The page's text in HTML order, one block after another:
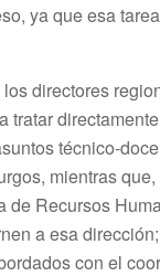
ya que esa
directores
tratar
técnico-
mientras
de Recursos
a esa
con el